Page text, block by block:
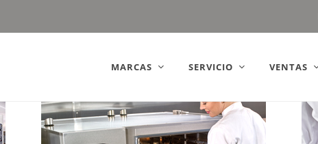
MARCAS SERVICIO VENTAS